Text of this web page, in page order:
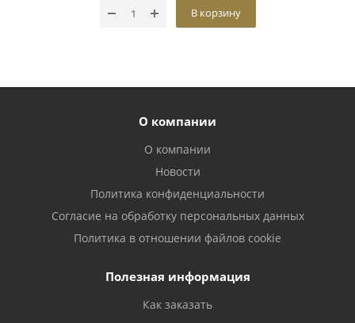
В корзину
О компании
О компании
Новости
Политика конфиденциальности
Согласие на обработку персональных данных
Политика в отношении файлов cookie
Полезная информация
Как заказать